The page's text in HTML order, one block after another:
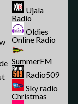
Ujala
Radio
Oldies
Online Radio
SummerFM
Radio509
Sky radio
Christmas